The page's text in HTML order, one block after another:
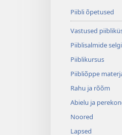
Piibli õpetused
Vastused
Piiblisalmide
Piiblikursus
Piibliõppe
Rahu ja rõõm
Abielu ja
Noored
Lapsed